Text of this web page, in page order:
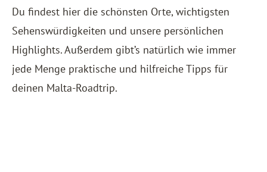
Du findest hier die schönsten Orte, wichtigsten
Sehenswürdigkeiten und unsere persönlichen
Highlights. Außerdem gibt’s natürlich wie immer
jede Menge praktische und hilfreiche Tipps für
deinen Malta-Roadtrip.